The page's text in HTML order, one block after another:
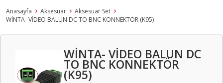
Anasayfa Aksesuar
Aksesuar Set
WİNTA- VİDEO BALUN DC TO BNC KONNEKTÖR (K95)
WİNTA- VİDEO BALUN DC
TO BNC KONNEKTÖR
(K95)